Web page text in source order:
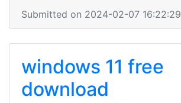
Submitted on 2024-02-07 16:22:29
windows 11 free
download